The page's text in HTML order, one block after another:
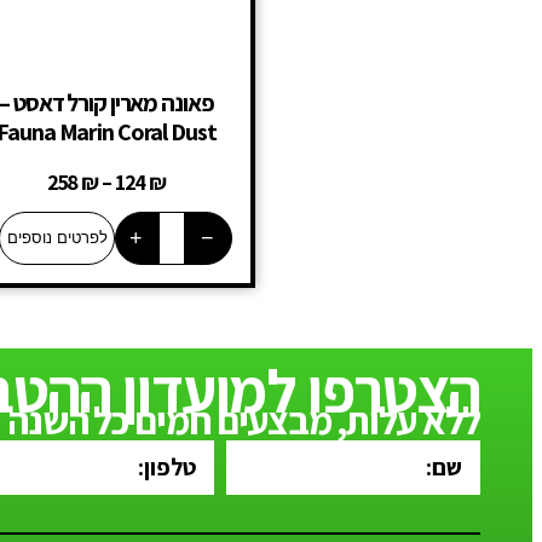
פאונה מארין קורל דאסט –
Fauna Marin Coral Dust
124₪
–
258₪
−
+ לפרטים נוספים
הצטרפו למועדון
ללא עלות, מבצעים חמים כל השנה